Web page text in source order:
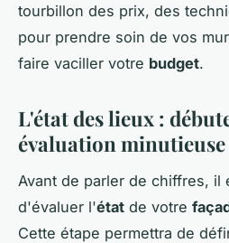
tourbillon des prix, des
pour prendre soin de vos
faire vaciller votre budget.
L'état des lieux :
évaluation minutieuse
Avant de parler de chiffres, il
d'évaluer l'état de votre
Cette étape permettra de